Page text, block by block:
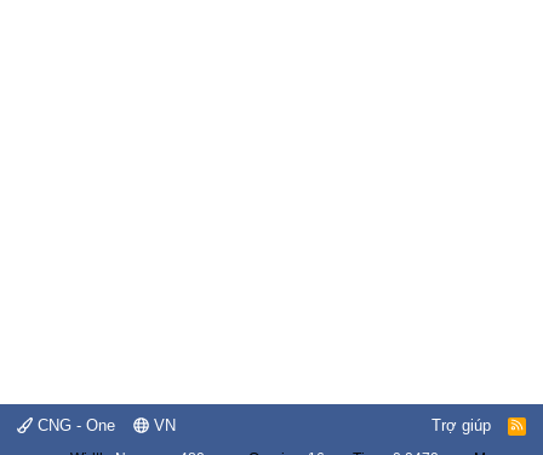
CNG - One VN Trợ giúp
R